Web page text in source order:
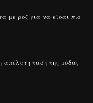
με ροζ για να είσαι πιο
απόλυτη τάση της μόδας